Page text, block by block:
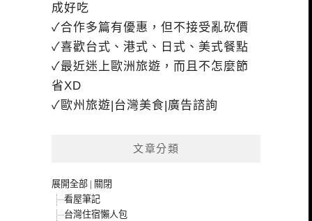
成好吃
✓合作多篇有優惠，但不接受亂砍價
✓喜歡台式、港式、日式、美式餐點
✓最近迷上歐洲旅遊，而且不怎麼節
省XD
✓歐州旅遊|台灣美食|廣告諮詢
文章分類
展開全部 | 關閉
看屋筆記
台灣住宿懶人包